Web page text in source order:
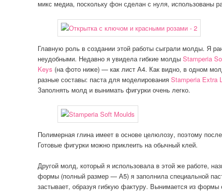
микс медиа, поскольку фон сделан с нуля, использованы
Главную роль в создании этой работы сыграли молды. Я
неудобными. Недавно я увидела гибкие молды Stamperia
Keys (на фото ниже) — как лист А4. Как видно, в одном
разные составы: паста для моделирования Stamperia Extra
Заполнять молд и вынимать фигурки очень легко.
Полимерная глина имеет в основе целюлозу, поэтому
Готовые фигурки можно приклеить на обычный клей.
Другой молд, который я использовала в этой же работе,
формы (полный размер — А5) я заполнила специальной
застывает, образуя гибкую фактуру. Вынимается из формы